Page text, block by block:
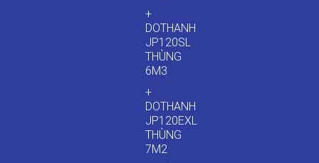
+
DOTHANH
JP120SL
THÙNG
6M3
+
DOTHANH
JP120EXL
THÙNG
7M2